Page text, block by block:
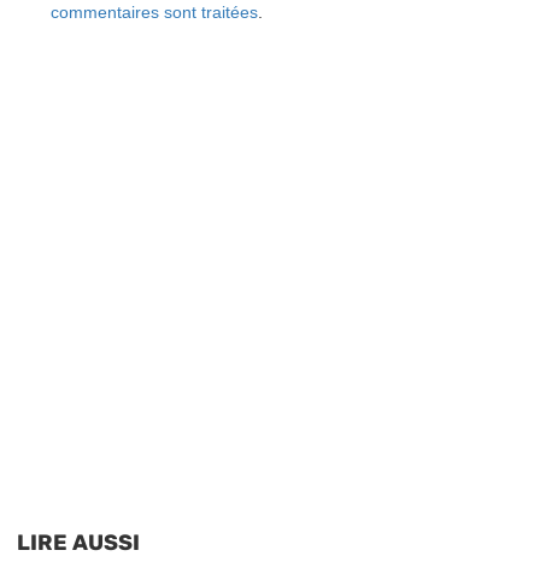
commentaires sont traitées
LIRE AUSSI